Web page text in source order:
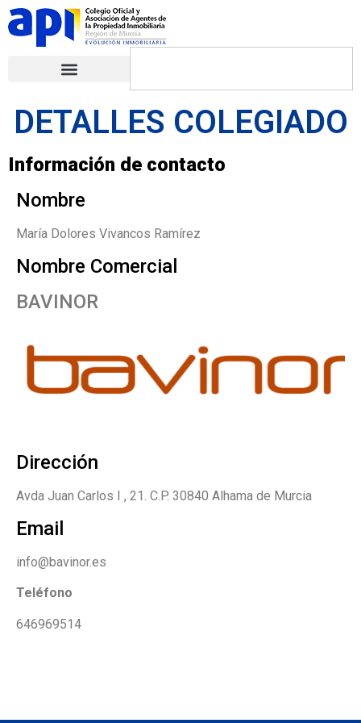
DETALLES COLEGIADO
Información de contacto
Nombre
María Dolores Vivancos Ramírez
Nombre Comercial
BAVINOR
Dirección
Avda Juan Carlos I , 21. C.P. 30840 Alhama de Murcia
Email
info@bavinor.es
Teléfono
646969514